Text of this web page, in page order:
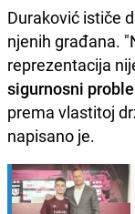
Duraković ističe
njenih građana.
reprezentacija
sigurnosni
prema vlastitoj
napisano je.